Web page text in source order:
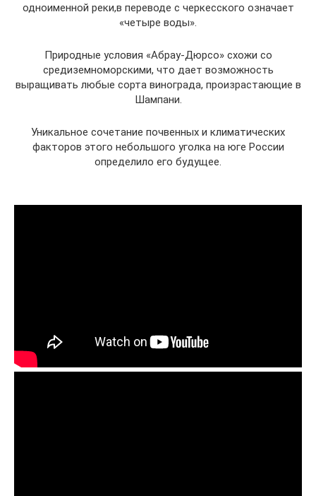
одноименной реки,в переводе с черкесского означает
«четыре воды».
Природные условия «Абрау-Дюрсо» схожи со
средиземноморскими, что дает возможность
выращивать любые сорта винограда, произрастающие в
Шампани.
Уникальное сочетание почвенных и климатических
факторов этого небольшого уголка на юге России
определило его будущее.